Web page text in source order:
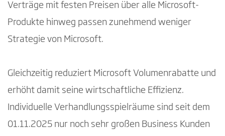
Verträge mit festen Preisen über alle Microsoft-
Produkte hinweg passen zunehmend weniger
Strategie von Microsoft.
Gleichzeitig reduziert Microsoft Volumenrabatte und
erhöht damit seine wirtschaftliche Effizienz.
Individuelle Verhandlungsspielräume sind seit dem
01.11.2025 nur noch sehr großen Business Kunden